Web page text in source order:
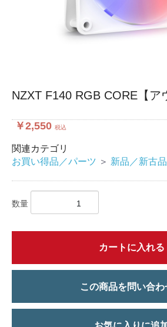
NZXT F140 RGB CORE【ア
￥2,550 税込
関連カテゴリ
お買い得品／パーツ ＞ 新品／新古品
数量
カートに入れる
この商品を問い合わ